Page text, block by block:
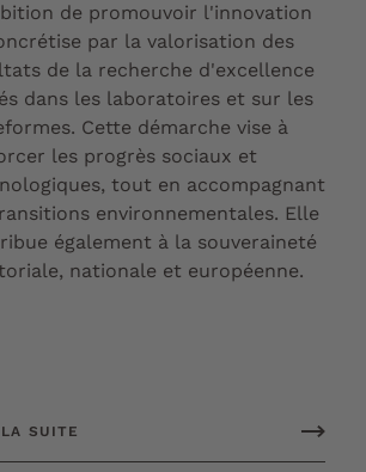
de promouvoir l'innovation
par la valorisation des
de la recherche d'excellence
dans les laboratoires et sur les
Cette démarche vise à
les progrès sociaux et
tout en accompagnant
environnementales. Elle
également à la souveraineté
nationale et européenne.
SUITE